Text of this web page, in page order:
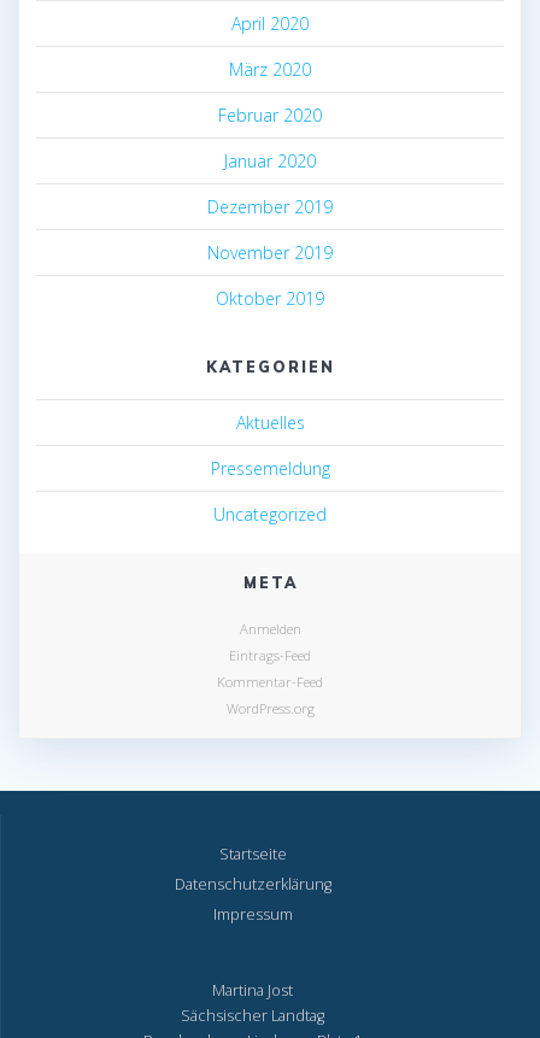
April 2020
März 2020
Februar 2020
Januar 2020
Dezember 2019
November 2019
Oktober 2019
KATEGORIEN
Aktuelles
Pressemeldung
Uncategorized
META
Anmelden
Eintrags-Feed
Kommentar-Feed
WordPress.org
Startseite
Datenschutzerklärung
Impressum
Martina Jost
Sächsischer Landtag